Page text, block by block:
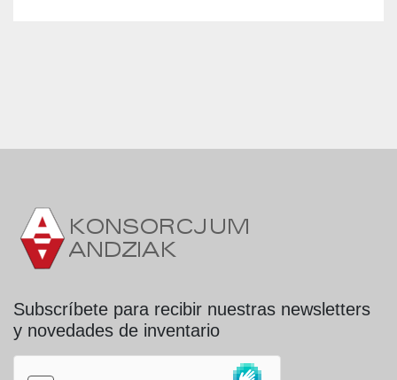
Subscríbete para recibir nuestras newsletters
y novedades de inventario